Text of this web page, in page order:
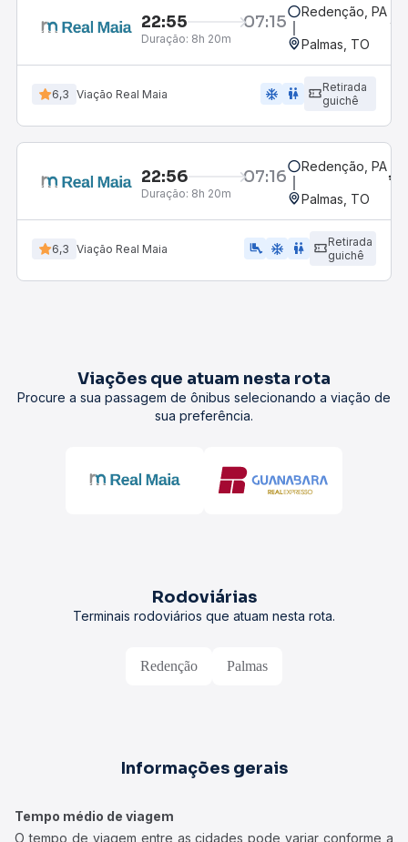
22:55 07:15
Duração: 8h 20m
Redenção, PA
Palmas, TO
6,3 Viação Real Maia ac_unit wc
Retirada
guichê
22:56 07:16
Duração: 8h 20m
Redenção, PA
Palmas, TO
6,3 Viação Real Maia airline_seat_legroom_extra ac_unit wc
Retirada
guichê
Viações que atuam nesta rota
Procure a sua passagem de ônibus selecionando a viação de
sua preferência.
Rodoviárias
Terminais rodoviários que atuam nesta rota.
Redenção Palmas
Informações gerais
Tempo médio de viagem
O tempo de viagem entre as cidades pode variar conforme a